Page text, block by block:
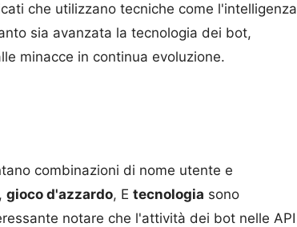
che utilizzano tecniche come l'intelligenza
sia avanzata la tecnologia dei bot,
minacce in continua evoluzione.
combinazioni di nome utente e
, gioco d'azzardo, E tecnologia sono
notare che l'attività dei bot nelle API